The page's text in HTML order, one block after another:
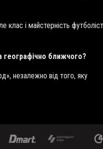
клас і майстерність
географічно ближчого?
незалежно від того, яку